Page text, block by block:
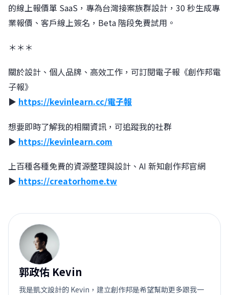
的線上報價單 SaaS，專為台灣接案族群設計，30 秒生成專
業報價、客戶線上簽名，Beta 階段免費試用。
＊＊＊󠀠
關於設計、個人品牌、高效工作，可訂閱電子報《創作邦電
子報》
▶︎︎ https://kevinlearn.cc/電子報
想要即時了解我的相關資訊，可追蹤我的社群
▶︎ https://kevinlearn.com
上百種各種免費的資源整理與設計、AI 新知創作邦官網
▶︎ https://creatorhome.tw
郭
郭政佑 Kevin
我是凱文設計的 Kevin，建立創作邦是希望幫助更多跟我一